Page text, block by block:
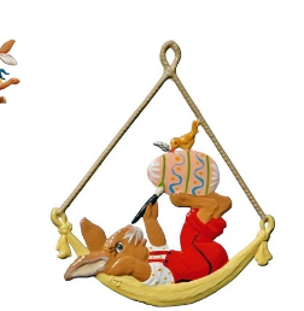
Hängematte
Zinnfigur
von
Wilhelm
Schweizer